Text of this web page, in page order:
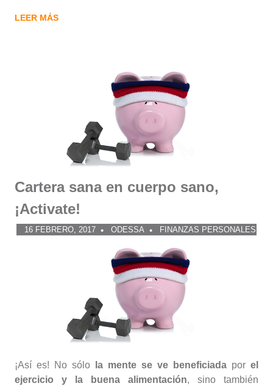
LEER MÁS
Cartera sana en cuerpo sano,
¡Activate!
16 FEBRERO, 2017 ODESSA FINANZAS PERSONALES
¡Así es! No sólo la mente se ve beneficiada por el
ejercicio y la buena alimentación, sino también